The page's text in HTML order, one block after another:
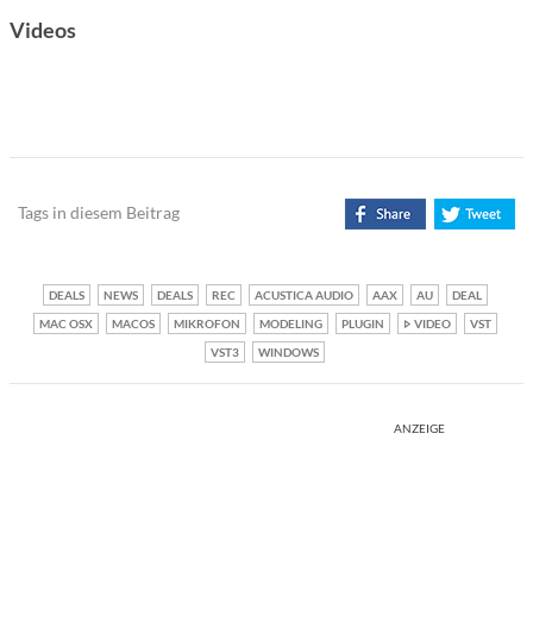
Videos
Tags in diesem Beitrag
DEALS NEWS DEALS REC ACUSTICA AUDIO AAX AU
DEAL
MAC OSX
MACOS MIKROFON MODELING PLUGIN VIDEO
VST
VST3
WINDOWS
ANZEIGE